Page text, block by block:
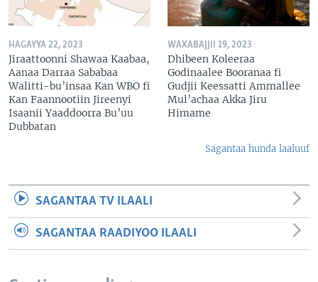
HAGAYYA 22, 2023
Jiraattoonni Shawaa Kaabaa,
Aanaa Darraa Sababaa
Walitti-bu’insaa Kan WBO fi
Kan Faannootiin Jireenyi
Isaanii Yaaddoorra Bu’uu
Dubbatan
WAXABAJJII 19, 2023
Dhibeen Koleeraa
Godinaalee Booranaa fi
Gudjii Keessatti Ammallee
Mul’achaa Akka Jiru
Himame
Sagantaa hunda laaluuf
SAGANTAA TV ILAALI
SAGANTAA RAADIYOO ILAALI